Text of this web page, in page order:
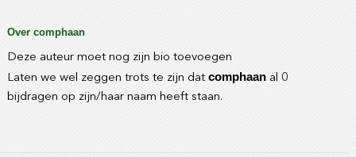
Over comphaan
Deze auteur moet nog zijn bio toevoegen
Laten we wel zeggen trots te zijn dat comphaanal 0
bijdragen op zijn/haar naam heeft staan.